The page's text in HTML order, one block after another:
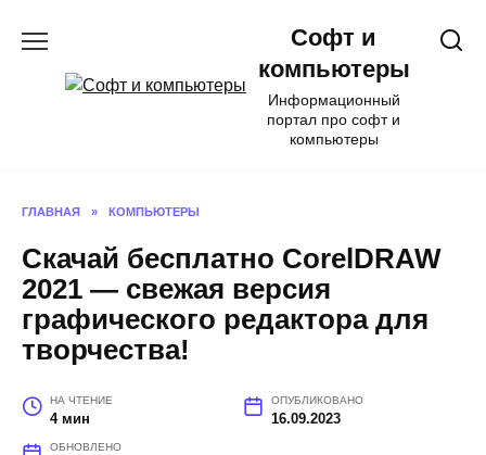
Софт и
компьютеры
Информационный
портал про софт и
компьютеры
ГЛАВНАЯ » КОМПЬЮТЕРЫ
Скачай бесплатно CorelDRAW
2021 — свежая версия
графического редактора для
творчества!
НА ЧТЕНИЕ
4 мин
ОПУБЛИКОВАНО
16.09.2023
ОБНОВЛЕНО